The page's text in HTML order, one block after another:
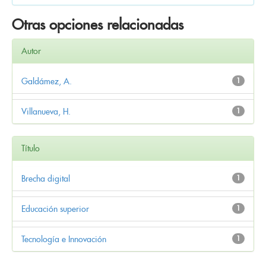
Otras opciones relacionadas
Autor
1
Galdámez, A.
1
Villanueva, H.
Título
1
Brecha digital
1
Educación superior
1
Tecnología e Innovación